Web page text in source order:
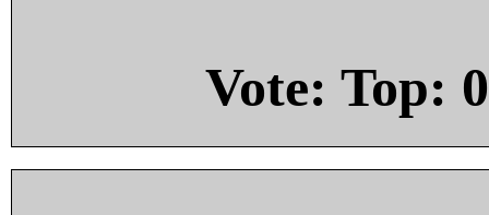
Vote: Top: 0